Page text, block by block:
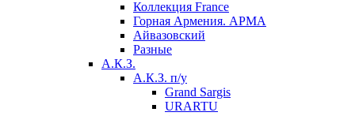
Коллекция France
Горная Армения. АРМА
Айвазовский
Разные
А.К.З.
А.К.З. п/у
Grand Sargis
URARTU